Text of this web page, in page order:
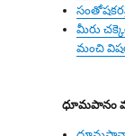
మీరు
మంచి
ధూమపానం